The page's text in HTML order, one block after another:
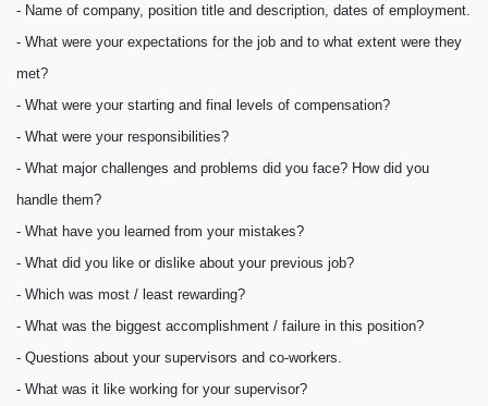
- Name of company, position title and description, dates of employment.
- What were your expectations for the job and to what extent were they
met?
- What were your starting and final levels of compensation?
- What were your responsibilities?
- What major challenges and problems did you face? How did you
handle them?
- What have you learned from your mistakes?
- What did you like or dislike about your previous job?
- Which was most / least rewarding?
- What was the biggest accomplishment / failure in this position?
- Questions about your supervisors and co-workers.
- What was it like working for your supervisor?